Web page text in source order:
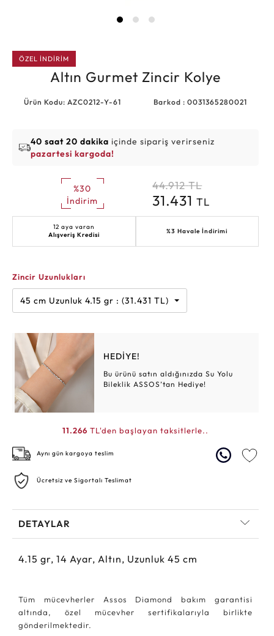
ÖZEL İNDİRİM
Altın Gurmet Zincir Kolye
Ürün Kodu: AZC0212-Y-61 Barkod : 0031365280021
40 saat 20 dakika içinde sipariş verirseniz
pazartesi kargoda!
%30
İndirim
44.912 TL
31.431TL
12 aya varan
Alışveriş Kredisi
%3 Havale İndirimi
Zincir Uzunlukları
45 cm Uzunluk 4.15 gr : (31.431 TL)
HEDİYE!
Bu ürünü satın aldığınızda Su Yolu
Bileklik ASSOS’tan Hediye!
11.266 TL'den başlayan taksitlerle..
Aynı gün kargoya teslim
Ücretsiz ve Sigortalı Teslimat
DETAYLAR
4.15 gr, 14 Ayar, Altın, Uzunluk 45 cm
Tüm mücevherler Assos Diamond bakım garantisi
altında, özel mücevher sertifikalarıyla birlikte
gönderilmektedir.